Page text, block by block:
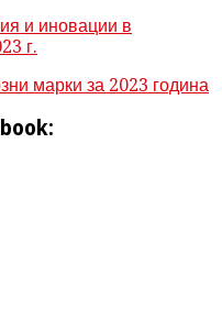
и иновации в
г.
марки за 2023 година